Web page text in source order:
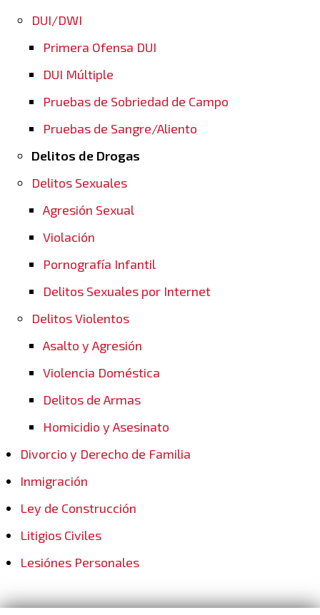
DUI/DWI
Primera Ofensa DUI
DUI Múltiple
Pruebas de Sobriedad de Campo
Pruebas de Sangre/Aliento
Delitos de Drogas
Delitos Sexuales
Agresión Sexual
Violación
Pornografía Infantil
Delitos Sexuales por Internet
Delitos Violentos
Asalto y Agresión
Violencia Doméstica
Delitos de Armas
Homicidio y Asesinato
Divorcio y Derecho de Familia
Inmigración
Ley de Construcción
Litigios Civiles
Lesiónes Personales